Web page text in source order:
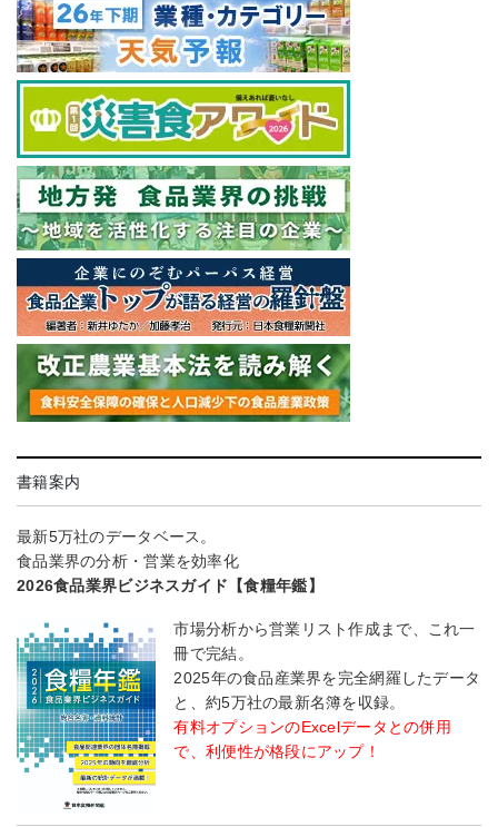
書籍案内
最新5万社のデータベース。
食品業界の分析・営業を効率化
2026食品業界ビジネスガイド【食糧年鑑】
市場分析から営業リスト作成まで、これ一
冊で完結。
2025年の食品産業界を完全網羅したデータ
と、約5万社の最新名簿を収録。
有料オプションのExcelデータとの併用
で、利便性が格段にアップ！